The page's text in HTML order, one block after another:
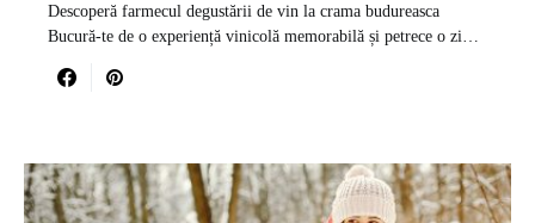
Descoperă farmecul degustării de vin la crama budureasca
Bucură-te de o experiență vinicolă memorabilă și petrece o zi…